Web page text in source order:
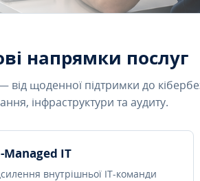
напрямки послуг
щоденної підтримки до
інфраструктури та аудиту.
Managed IT
внутрішньої IT-команди